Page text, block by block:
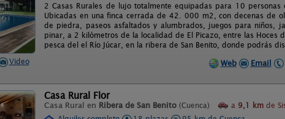
Video
2 Casas Rurales de lujo totalmente equipadas para 10
Ubicadas en una finca cerrada de 42. 000 m2, con decenas de
de piedra, paseos asfaltados y alumbrados, juegos para niños,
pinar, a 2 kilómetros de la localidad de El Picazo, entre las Hoces
pesca del el Río Júcar, en la ribera de San Benito, donde podrás
Web
Email
Casa Rural Flor
Casa Rural en Ribera de San Benito (Cuenca) a 9,1 km de